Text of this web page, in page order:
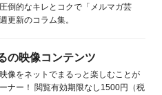
倒的なキレとコクで「メルマガ芸
更新のコラム集。
の映像コンテンツ
像をネットでまるっと楽しむことが
ナー！ 閲覧有効期限なし1500円（税